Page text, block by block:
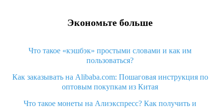
Экономьте больше
Что такое «кэшбэк» простыми словами и как им
пользоваться?
Как заказывать на Alibaba.com: Пошаговая инструкция по
оптовым покупкам из Китая
Что такое монеты на Алиэкспресс? Как получить и